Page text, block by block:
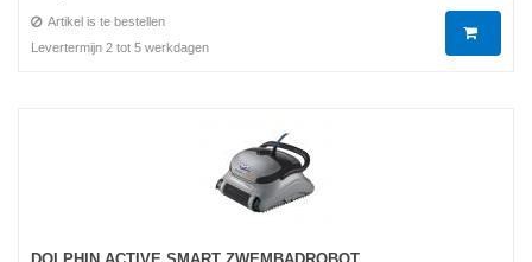
Artikel is te bestellen
Levertermijn 2 tot 5 werkdagen
DOLPHIN ACTIVE SMART ZWEMBADROBOT